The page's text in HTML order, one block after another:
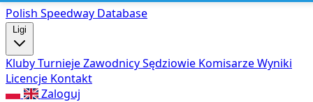
Polish Speedway Database
Ligi
KlubyTurniejeZawodnicySędziowie KomisarzeWyniki
Licencje Kontakt
Zaloguj